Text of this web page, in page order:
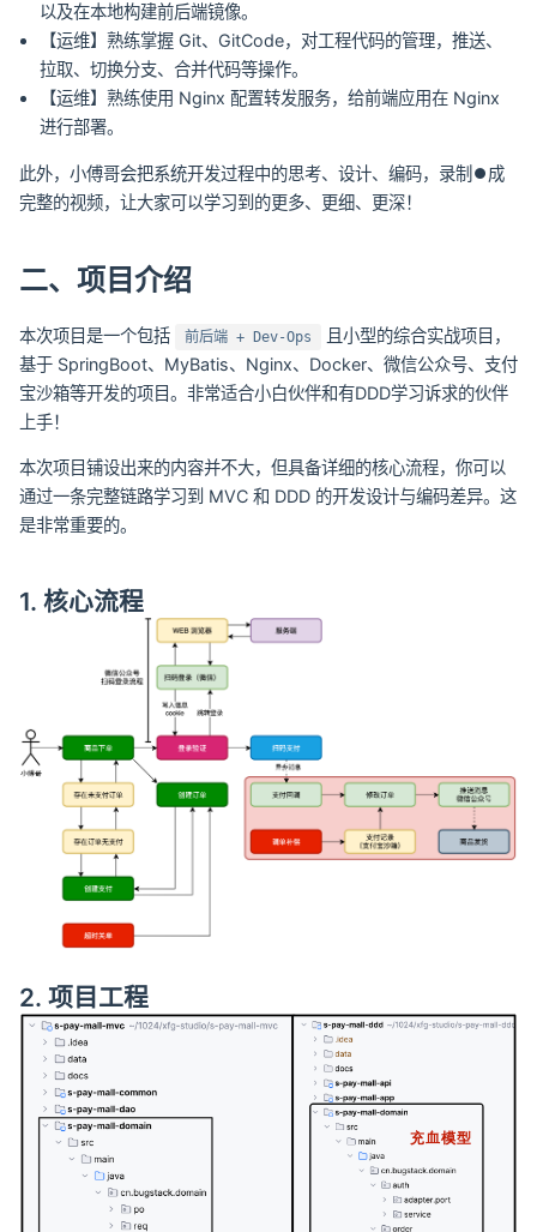
以及在本地构建前后端镜像。
【运维】熟练掌握 Git、GitCode，对工程代码的管理，推送、
拉取、切换分支、合并代码等操作。
【运维】熟练使用 Nginx 配置转发服务，给前端应用在 Nginx
进行部署。
此外，小傅哥会把系统开发过程中的思考、设计、编码，录制⏺成
完整的视频，让大家可以学习到的更多、更细、更深！
二、项目介绍
本次项目是一个包括 前后端 + Dev-Ops
且小型的综合实战项目，
基于 SpringBoot、MyBatis、Nginx、Docker、微信公众号、支付
宝沙箱等开发的项目。非常适合小白伙伴和有DDD学习诉求的伙伴
上手！
本次项目铺设出来的内容并不大，但具备详细的核心流程，你可以
通过一条完整链路学习到 MVC 和 DDD 的开发设计与编码差异。这
是非常重要的。
1. 核心流程
2. 项目工程